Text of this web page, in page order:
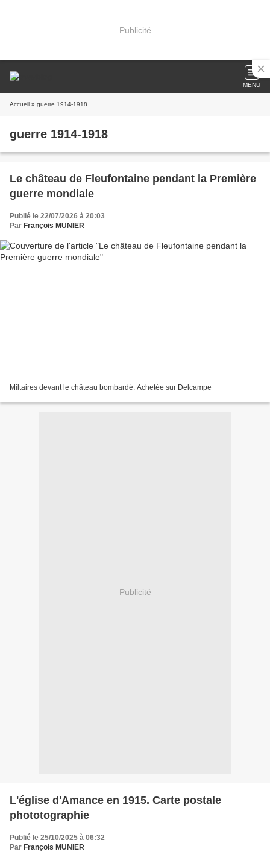
Publicité
MENU
Accueil » guerre 1914-1918
guerre 1914-1918
Le château de Fleufontaine pendant la Première
guerre mondiale
Publié le 22/07/2026 à 20:03
Par François MUNIER
Miltaires devant le château bombardé. Achetée sur Delcampe
Publicité
L'église d'Amance en 1915. Carte postale
phototographie
Publié le 25/10/2025 à 06:32
Par François MUNIER